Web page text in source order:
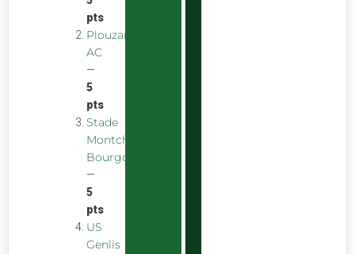
pts
Plouzane
AC
—
5
pts
Stade
Montchaninois
Bourgogne
—
5
pts
US
Genlis